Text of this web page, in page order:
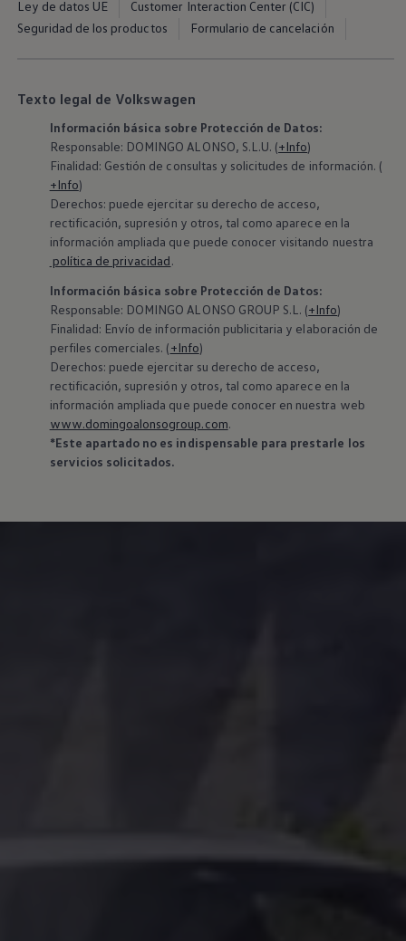
Exclusivo para empresas
Volkswagen Taxis
Todo sobre ID.
Cambiando a la movilidad eléctrica
Actualización de Software ID.
Carga y autonomía
¿Cuántos kilómetros puedo recorrer?
Dónde recargar
Cargador ID.
Instalación Punto de Carga Coche Eléctrico en
Tecnología y desarrollo
Reutilización de las baterias
El sonido del ID.
Plan Auto+ en Canarias
Mundo Volkswagen
Volkswagen Canarias
Digital Showroom
Club Fidelización
Sala de Prensa
Patrocinios
Blog
Ley de datos UE
Customer Interaction Center (CIC)
Seguridad de los productos
Formulario de cancelación
Texto legal de Volkswagen
Información básica sobre Protección de Datos:
Responsable: DOMINGO ALONSO, S.L.U. (+Info)
Finalidad: Gestión de consultas y solicitudes de información. (
+Info)
Derechos: puede ejercitar su derecho de acceso,
rectificación, supresión y otros, tal como aparece en la
información ampliada que puede conocer visitando nuestra
política de privacidad.
Información básica sobre Protección de Datos:
‍Responsable: DOMINGO ALONSO GROUP S.L. (+Info)
Finalidad: Envío de información publicitaria y elaboración de
perfiles comerciales. (+Info)
Derechos: puede ejercitar su derecho de acceso,
rectificación, supresión y otros, tal como aparece en la
información ampliada que puede conocer en nuestra web
www.domingoalonsogroup.com.
*Este apartado no es indispensable para prestarle los
servicios solicitados.